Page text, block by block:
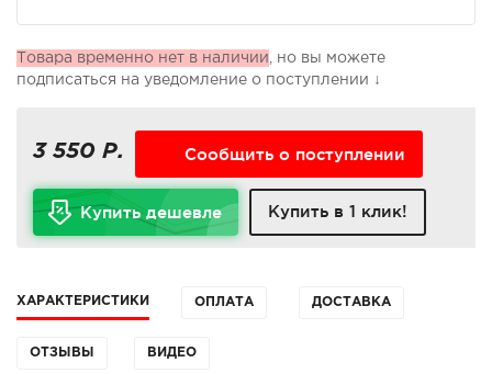
Товара временно нет в наличии , но вы можете
подписаться на уведомление о поступлении ↓
3 550 Р. Сообщить о поступлении
Купить дешевле Купить в 1 клик!
ХАРАКТЕРИСТИКИ ОПЛАТА ДОСТАВКА
ОТЗЫВЫ ВИДЕО